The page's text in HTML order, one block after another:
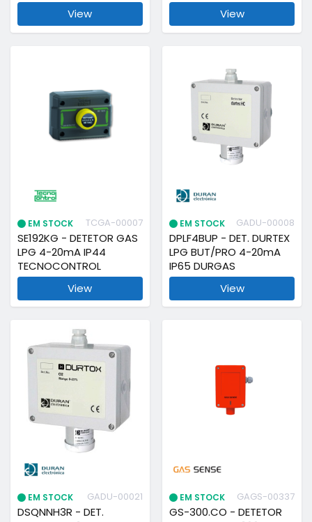
View
View
EM STOCK TCGA-00007
SE192KG - DETETOR GAS
LPG 4-20mA IP44
TECNOCONTROL
View
EM STOCK GADU-00008
DPLF4BUP - DET. DURTEX
LPG BUT/PRO 4-20mA
IP65 DURGAS
View
EM STOCK GADU-00021
DSQNNH3R - DET.
EM STOCK GAGS-00337
GS-300.CO - DETETOR